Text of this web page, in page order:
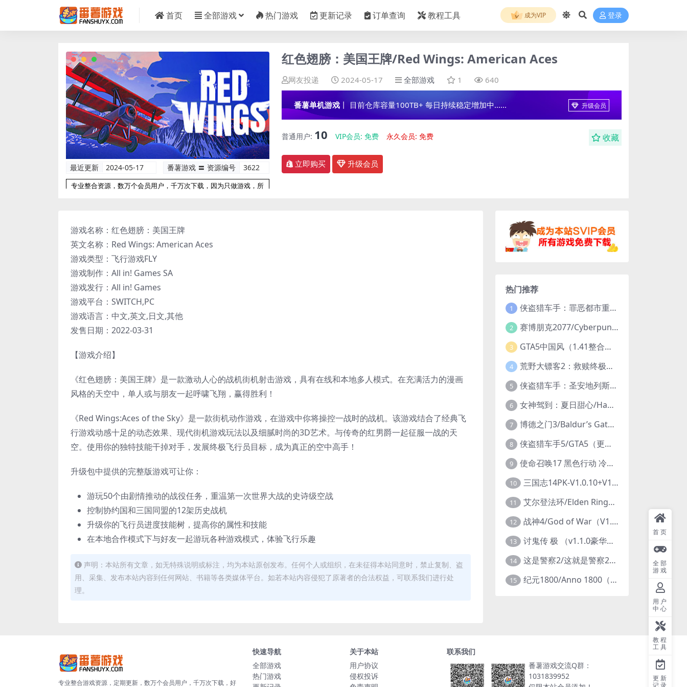
首页 全部游戏 热门游戏 更新记录 订单查询 教程工具 成为VIP 登录
最近更新 2024-05-17 番薯游戏 〓 资源编号 3622
专业整合资源，数万个会员用户，千万次下载，因为只做游戏，所
红色翅膀：美国王牌/Red Wings: American Aces
网友投递 2024-05-17 全部游戏 1 640
番薯单机游戏 丨 目前仓库容量100TB+ 每日持续稳定增加中...... 升级会员
普通用户: 10 VIP会员:免费 永久会员:免费 收藏
立即购买 升级会员
游戏名称：红色翅膀：美国王牌
英文名称：Red Wings: American Aces
游戏类型：飞行游戏FLY
游戏制作：All in! Games SA
游戏发行：All in! Games
游戏平台：SWITCH,PC
游戏语言：中文,英文,日文,其他
发售日期：2022-03-31
【游戏介绍】
《红色翅膀：美国王牌》是一款激动人心的战机街机射击游戏，具有在线和本地多人模式。在充满活力的漫画
风格的天空中，单人或与朋友一起呼啸飞翔，赢得胜利！
《Red Wings:Aces of the Sky》是一款街机动作游戏，在游戏中你将操控一战时的战机。该游戏结合了经典飞
行游戏动感十足的动态效果、现代街机游戏玩法以及细腻时尚的3D艺术。与传奇的红男爵一起征服一战的天
空。使用你的独特技能干掉对手，发展终极飞行员目标，成为真正的空中高手！
升级包中提供的完整版游戏可让你：
游玩50个由剧情推动的战役任务，重温第一次世界大战的史诗级空战
控制协约国和三国同盟的12架历史战机
升级你的飞行员进度技能树，提高你的属性和技能
在本地合作模式下与好友一起游玩各种游戏模式，体验飞行乐趣
声明：本站所有文章，如无特殊说明或标注，均为本站原创发布。任何个人或组织，在未征得本站同意时，禁止复制、盗
用、采集、发布本站内容到任何网站、书籍等各类媒体平台。如若本站内容侵犯了原著者的合法权益，可联系我们进行处
理。
热门推荐
1 侠盗猎车手：罪恶都市重制版/Grand Theft Auto: Vice City – The Definitive Edition
2 赛博朋克2077/Cyberpunk 2077（更新v2.20全DLC）
3 GTA5中国风（1.41整合版1300辆真车+183位美女与英雄+200%存档）
4 荒野大镖客2：救赎终极版/大表哥2/Red Dead Redemption 2: Ultimate Edition（更新v1491.50终极版）
5 侠盗猎车手：圣安地列斯重制版/Grand Theft Auto: San Andreas – The Definitive Edition（更新v1.113.49697469）
6 女神驾到：夏日甜心/Happy Together（模拟器版-升级豪华终极珍藏版+全DLC）
7 博德之门3/Baldur’s Gate 3（更新v4.1.1.7209685）
8 侠盗猎车手5/GTA5（更新v1.70纯净版-内置修改器+通关存档）
9 使命召唤17 黑色行动 冷战V1.34 全DLC 官方中文版COD17
10 三国志14PK-V1.0.10+V1.0.25-威力加强豪华版（武将面容套装-全DLC+季票+特典+中文语音+编辑修改器）
11 艾尔登法环/Elden Ring（更新v1.14 ）
12 战神4/God of War（V1.0.13-斗战狂神-奎爷的裁决+全DLC）
13 讨鬼传 极 （v1.1.0豪华版）
14 这是警察2/这就是警察2/This is Police
15 纪元1800/Anno 1800（豪华版全DLCv9.2.972600）
专业整合游戏资源，定期更新，数万个会员用户，千万次下载，好
快速导航
全部游戏
热门游戏
关于本站
用户协议
侵权投诉
联系我们
番薯游戏交流Q群：
1031839952
首页
全部
游戏
用户
中心
教程
工具
更新
记录